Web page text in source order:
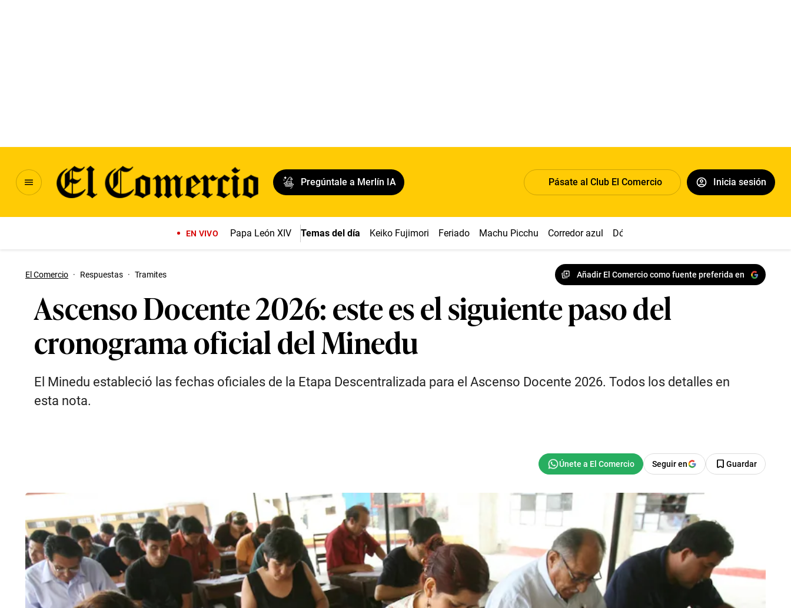
Pregúntale a Merlín IA Pásate al Club El Comercio Inicia sesión
EN VIVO Papa León XIV Temas del día Keiko Fujimori Feriado Machu Picchu Corredor azul Dólar
El Comercio · Respuestas · Tramites Añadir El Comercio como fuente preferida en
Ascenso Docente 2026: este es el siguiente paso del
cronograma oficial del Minedu
El Minedu estableció las fechas oficiales de la Etapa Descentralizada para el Ascenso Docente 2026. Todos los detalles en
esta nota.
Seguir en Guardar